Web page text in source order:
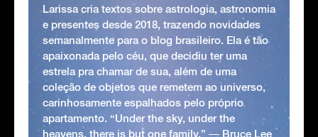
Larissa cria textos sobre astrologia, astronomia
e presentes desde 2018, trazendo novidades
semanalmente para o blog brasileiro. Ela é tão
apaixonada pelo céu, que decidiu ter uma
estrela pra chamar de sua, além de uma
coleção de objetos que remetem ao universo,
carinhosamente espalhados pelo próprio
apartamento. “Under the sky, under the
heavens, there is but one family.” ― Bruce Lee